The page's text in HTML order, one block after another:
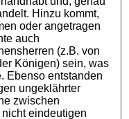
Hinzu kommt,
oder angetragen
auch
(z.B. von
Königen) sein, was
Ebenso entstanden
ungeklährter
zwischen
eindeutigen